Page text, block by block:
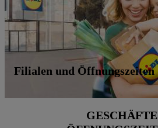
Filialen und Öffnungszeiten